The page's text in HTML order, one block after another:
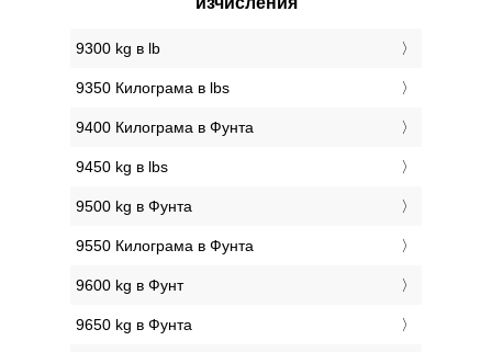
9300 kg в lb
9350 Килограмa в lbs
9400 Килограмa в Фунтa
9450 kg в lbs
9500 kg в Фунтa
9550 Килограмa в Фунтa
9600 kg в Фунт
9650 kg в Фунтa